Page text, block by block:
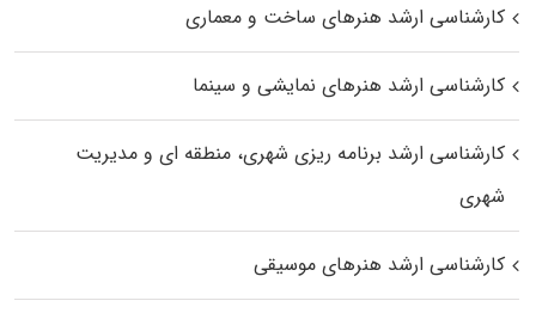
کارشناسی ارشد هنرهای ساخت و معماری
کارشناسی ارشد هنرهای نمایشی و سینما
کارشناسی ارشد برنامه ریزی شهری، منطقه‌ ای و مدیریت
شهری
کارشناسی ارشد هنرهای موسیقی